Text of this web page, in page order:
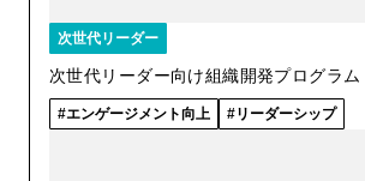
次世代リーダー
次世代リーダー向け組織開発プログラム
エンゲージメント向上 リーダーシップ